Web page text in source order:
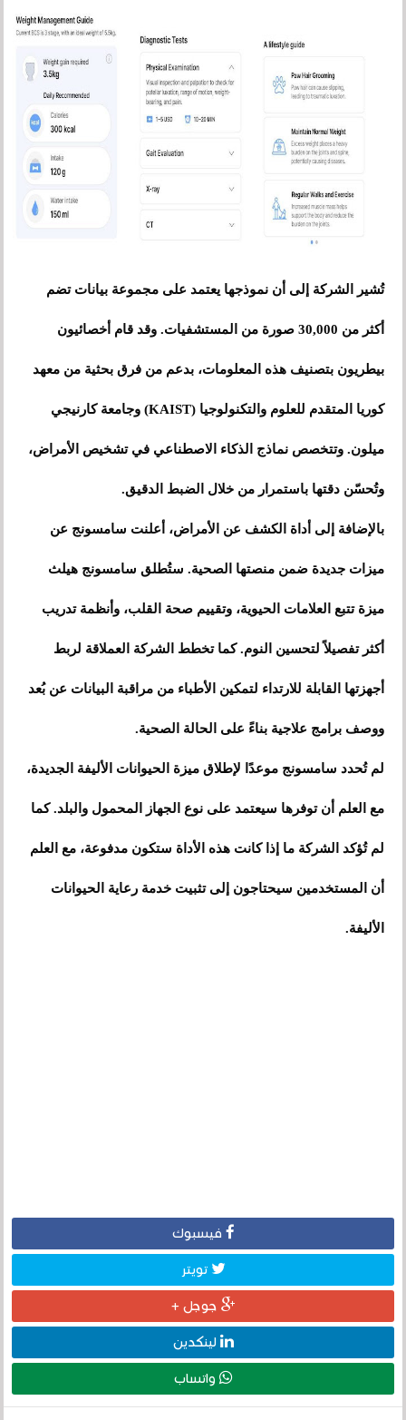
تُشير الشركة إلى أن نموذجها يعتمد على مجموعة بيانات تضم
أكثر من 30,000 صورة من المستشفيات. وقد قام أخصائيون
بيطريون بتصنيف هذه المعلومات، بدعم من فرق بحثية من معهد
كوريا المتقدم للعلوم والتكنولوجيا (KAIST) وجامعة كارنيجي
ميلون. وتتخصص نماذج الذكاء الاصطناعي في تشخيص الأمراض،
وتُحسّن دقتها باستمرار من خلال الضبط الدقيق.
بالإضافة إلى أداة الكشف عن الأمراض، أعلنت سامسونج عن
ميزات جديدة ضمن منصتها الصحية. ستُطلق سامسونج هيلث
ميزة تتبع العلامات الحيوية، وتقييم صحة القلب، وأنظمة تدريب
أكثر تفصيلاً لتحسين النوم. كما تخطط الشركة العملاقة لربط
أجهزتها القابلة للارتداء لتمكين الأطباء من مراقبة البيانات عن بُعد
ووصف برامج علاجية بناءً على الحالة الصحية.
لم تُحدد سامسونج موعدًا لإطلاق ميزة الحيوانات الأليفة الجديدة،
مع العلم أن توفرها سيعتمد على نوع الجهاز المحمول والبلد. كما
لم تُؤكد الشركة ما إذا كانت هذه الأداة ستكون مدفوعة، مع العلم
أن المستخدمين سيحتاجون إلى تثبيت خدمة رعاية الحيوانات
الأليفة.
فيسبوك
تويتر
جوجل +
لينكدين
واتساب